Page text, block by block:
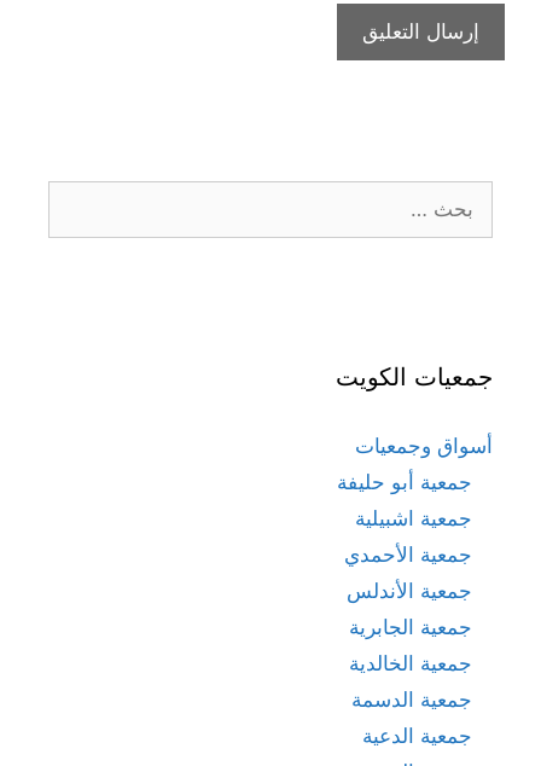
عن:
جمعيات الكويت
أسواق وجمعيات
جمعية أبو حليفة
جمعية اشبيلية
جمعية الأحمدي
جمعية الأندلس
جمعية الجابرية
جمعية الخالدية
جمعية الدسمة
جمعية الدعية